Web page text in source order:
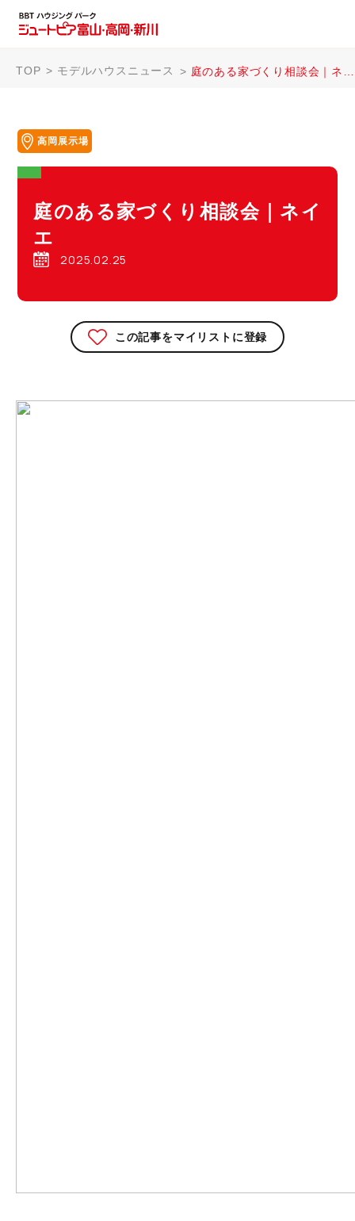
TOP モデルハウスニュース 庭のある家づくり相談会｜ネイエ
高岡展示場
庭のある家づくり相談会｜ネイ
エ
2025.02.25
この記事をマイリストに登録